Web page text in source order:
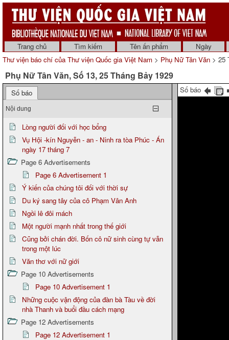
Trang chủ Tìm kiếm Tên ấn phẩm
Ngày
Thư viện báo chí của Thư viện Quốc gia Việt Nam > Phụ Nữ Tân Văn > 25
Phụ Nữ Tân Văn, Số 13, 25 Tháng Bảy 1929
Số báo
Nội dung
Lòng người đối với học bổng
Vụ Hội -kín Nguyễn - an - Ninh ra tòa Phúc - Án
ngày 17 tháng 7
Page 6 Advertisements
Page 6 Advertisement 1
Ý kiến của chúng tôi đối với thời sự
Du ký sang tây của cô Phạm Vân Anh
Ngồi lê đôi mách
Một người mạnh nhất trong thế giới
Cũng bởi chán đời. Bốn cô nữ sinh cùng tự vẫn
trong một lúc
Văn thơ với nữ giới
Page 10 Advertisements
Page 10 Advertisement 1
Những cuộc vận động của đàn bà Tàu về đời
nhà Thanh và buổi đầu cách mạng
Page 12 Advertisements
Page 12 Advertisement 1
Số báo